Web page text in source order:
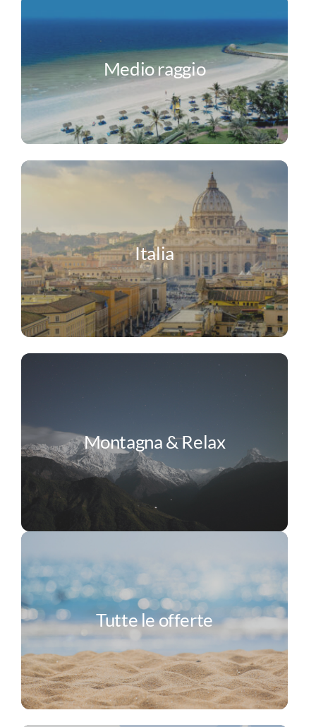
Medio raggio
Italia
Montagna & Relax
Tutte le offerte